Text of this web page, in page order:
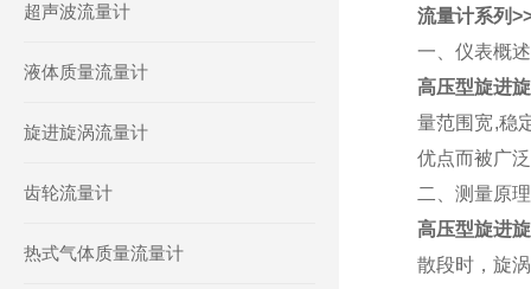
超声波流量计
液体质量流量计
旋进旋涡流量计
齿轮流量计
热式气体质量流量计
流量计系列
一、仪表概
高压型旋进
量范围宽,稳
优点而被广
二、测量原
高压型旋进
散段时，旋